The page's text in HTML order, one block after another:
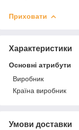
Приховати
Характеристики
Основні атрибути
Виробник
Країна виробник
Умови доставки